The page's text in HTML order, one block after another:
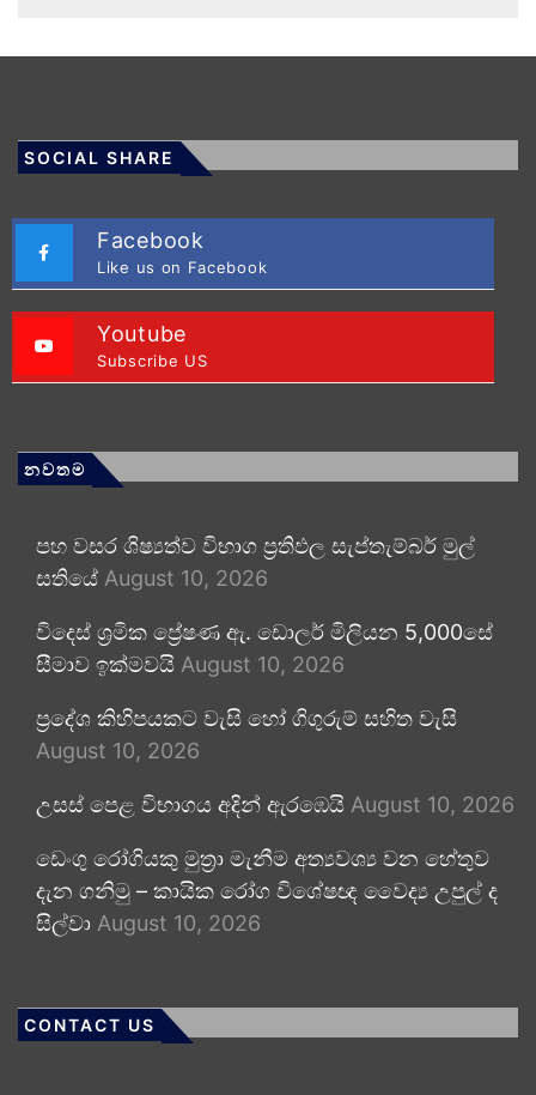
SOCIAL SHARE
Facebook
Like us on Facebook
Youtube
Subscribe US
නවතම
පහ වසර ශිෂ්‍යත්ව විභාග ප්‍රතිඵල සැප්තැම්බර් මුල්
සතියේ August 10, 2026
විදෙස් ශ්‍රමික ප්‍රේෂණ ඇ. ඩොලර් මිලියන 5,000සේ
සීමාව ඉක්මවයි August 10, 2026
ප්‍රදේශ කිහිපයකට වැසි හෝ ගිගුරුම් සහිත වැසි
August 10, 2026
උසස් පෙළ විභාගය අදින් ඇරඹෙයි August 10, 2026
ඩෙංගු රෝගියකු ⁣මුත්‍රා මැනීම අත්‍යවශ්‍ය වන හේතුව
දැන ගනිමු – කායික රෝග විශේෂඥ වෛද්‍ය උපුල් ද
සිල්වා August 10, 2026
CONTACT US